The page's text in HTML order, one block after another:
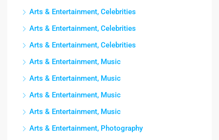
Arts & Entertainment, Celebrities
Arts & Entertainment, Celebrities
Arts & Entertainment, Celebrities
Arts & Entertainment, Music
Arts & Entertainment, Music
Arts & Entertainment, Music
Arts & Entertainment, Music
Arts & Entertainment, Photography